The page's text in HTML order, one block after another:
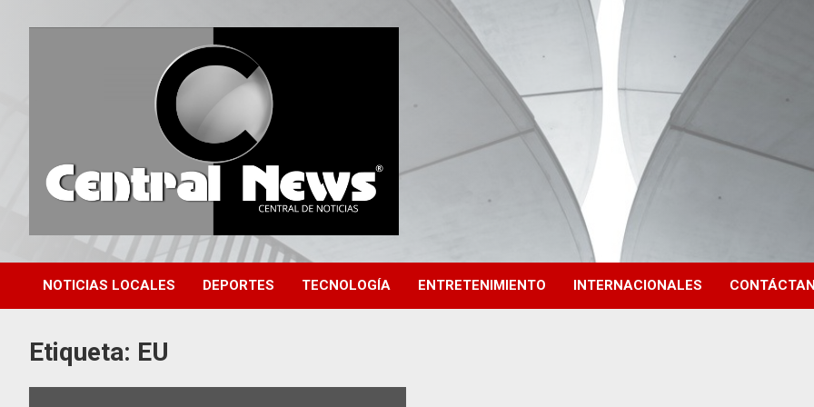
Central News HN
Central de Noticias
NOTICIAS LOCALES DEPORTES TECNOLOGÍA ENTRETENIMIENTO INTERNACIONALES
Etiqueta: EU